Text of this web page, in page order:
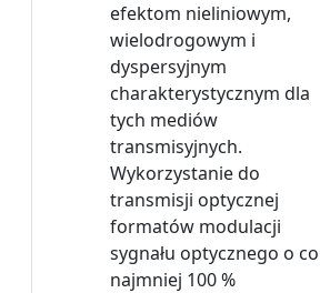
efektom nieliniowym,
wielodrogowym i
dyspersyjnym
charakterystycznym dla
tych mediów
transmisyjnych.
Wykorzystanie do
transmisji optycznej
formatów modulacji
sygnału optycznego o co
najmniej 100 %